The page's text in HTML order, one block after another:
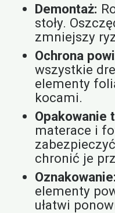
Demontaż:
stoły.
zmniejszy
Ochrona
wszystkie
elementy
kocami.
Opakowanie
materace i
chronić je
Oznakowanie:
elementy
ułatwi